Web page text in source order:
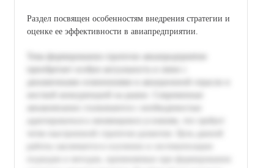
Раздел посвящен особенностям внедрения стратегии и
оценке ее эффективности в авиапредприятии.